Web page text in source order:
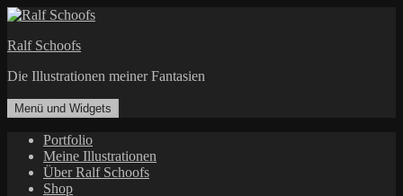
Zum
springen
Ralf Schoofs
Die Illustrationen meiner Fantasien
Menü und Widgets
Portfolio
Meine Illustrationen
Über Ralf Schoofs
Shop